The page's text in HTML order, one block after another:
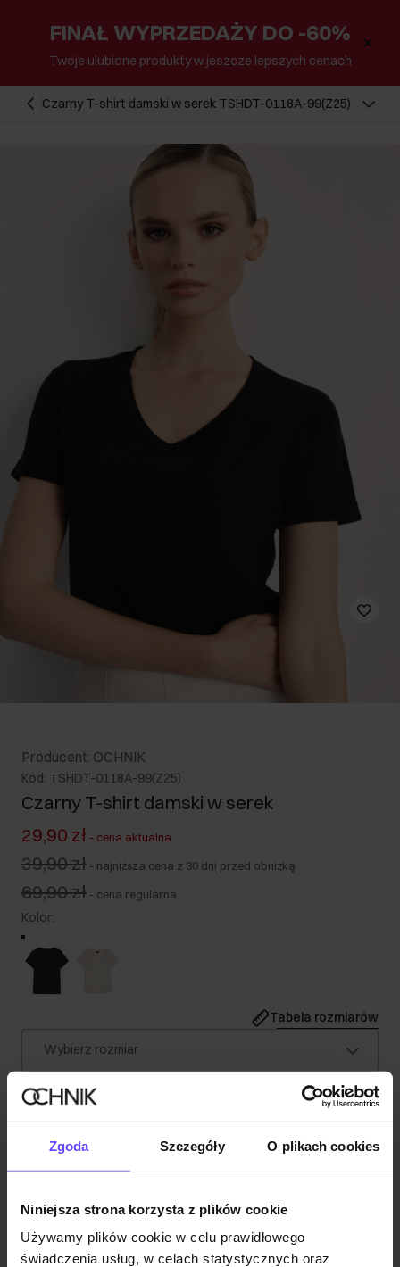
Zgoda Szczegóły O plikach cookies
Niniejsza strona korzysta z plików cookie
Używamy plików cookie w celu prawidłowego
świadczenia usług, w celach statystycznych oraz
FINAŁ WYPRZEDAŻY DO -60%
Twoje ulubione produkty w jeszcze lepszych cenach
Czarny T-shirt damski w serek TSHDT-0118A-99(Z25)
Producent: OCHNIK
Kod: TSHDT-0118A-99(Z25)
Czarny T-shirt damski w serek
29,90 zł - cena aktualna
39,90 zł - najniższa cena z 30 dni przed obniżką
69,90 zł - cena regularna
Kolor:
Tabela rozmiarów
Wybierz rozmiar
Wysyłka w 1 dzień roboczy
Opis produktu
Skład